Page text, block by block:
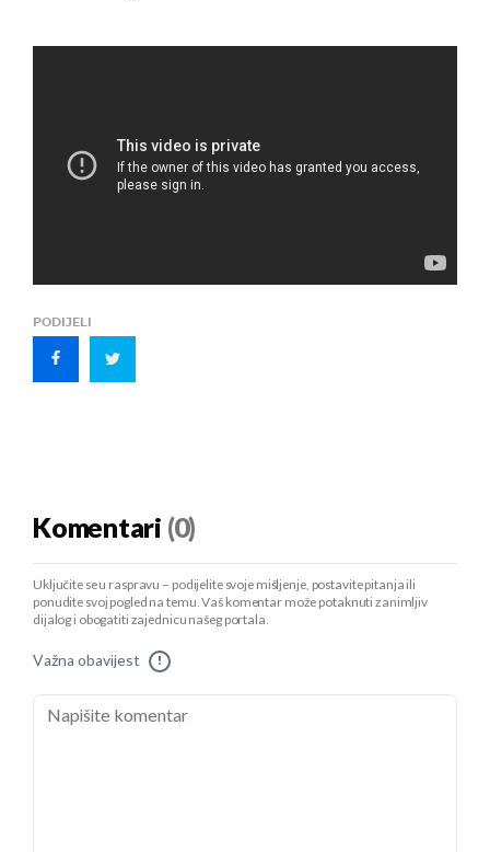
PODIJELI
Komentari (0)
Uključite se u raspravu – podijelite svoje mišljenje, postavite pitanja ili
ponudite svoj pogled na temu. Vaš komentar može potaknuti zanimljiv
dijalog i obogatiti zajednicu našeg portala.
Važna obavijest !